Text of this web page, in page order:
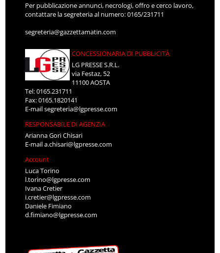
Per pubblicazione annunci, necrologi, offro e cerco lavoro,
contattare la segreteria al numero: 0165/231711
segreteria@gazzettamatin.com
CONCESSIONARIA DI PUBBLICITÀ
LG PRESSE S.R.L.
via Festaz, 52
11100 AOSTA
Tel: 0165.231711
Fax: 0165.1820141
E-mailsegreteria@lgpresse.com
RESPONSABILE DI AGENZIA
Arianna Gori Chisari
E-maila.chisari@lgpresse.com
Account
Luca Torino
l.torino@lgpresse.com
Ivana Cretier
i.cretier@lgpresse.com
Daniele Fimiano
d.fimiano@lgpresse.com